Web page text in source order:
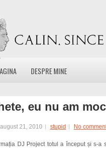
DESPRE MINE
eu nu am
21, 2010 stupid No
DJ Project totul a început și s-